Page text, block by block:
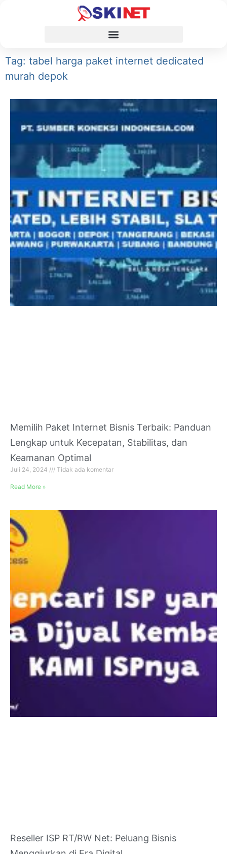
Tag: tabel harga paket internet dedicated
murah depok
Memilih Paket Internet Bisnis Terbaik: Panduan
Lengkap untuk Kecepatan, Stabilitas, dan
Keamanan Optimal
Juli 24, 2024 Tidak ada komentar
Read More »
Reseller ISP RT/RW Net: Peluang Bisnis